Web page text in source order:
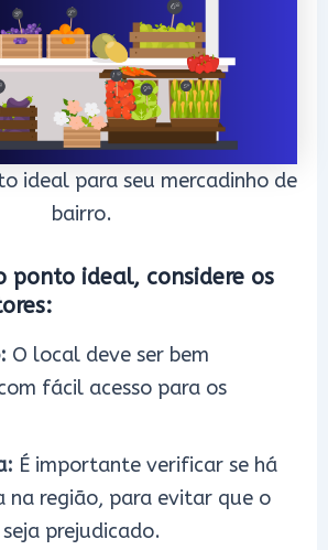
ideal para seu mercadinho de
bairro.
ponto ideal, considere os
O local deve ser bem
fácil acesso para os
É importante verificar se há
na região, para evitar que o
prejudicado.